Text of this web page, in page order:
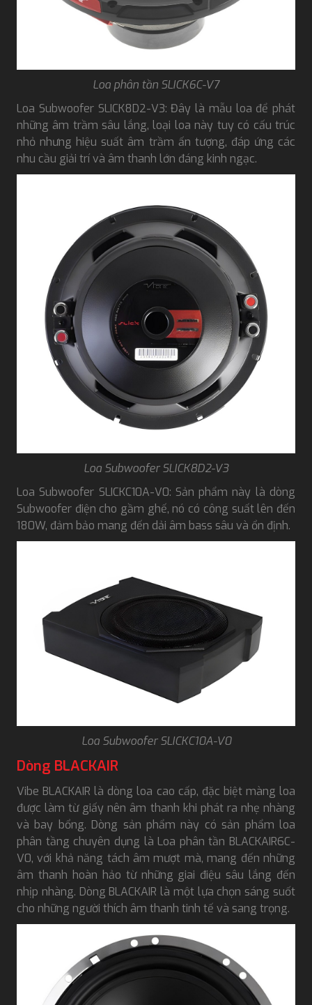
Loa phân tần SLICK6C-V7
Loa Subwoofer SLICK8D2-V3: Đây là mẫu loa để phát
những âm trầm sâu lắng, loại loa này tuy có cấu trúc
nhỏ nhưng hiệu suất âm trầm ấn tượng, đáp ứng các
nhu cầu giải trí và âm thanh lớn đáng kinh ngạc.
Loa Subwoofer SLICK8D2-V3
Loa Subwoofer SLICKC10A-V0: Sản phẩm này là dòng
Subwoofer điện cho gầm ghế, nó có công suất lên đến
180W, đảm bảo mang đến dải âm bass sâu và ổn định.
Loa Subwoofer SLICKC10A-V0
Dòng BLACKAIR
Vibe BLACKAIR là dòng loa cao cấp, đặc biệt màng loa
được làm từ giấy nên âm thanh khi phát ra nhẹ nhàng
và bay bổng. Dòng sản phẩm này có sản phẩm loa
phân tầng chuyên dụng là Loa phân tần BLACKAIR6C-
V0, với khả năng tách âm mượt mà, mang đến những
âm thanh hoàn hảo từ những giai điệu sâu lắng đến
nhịp nhàng. Dòng BLACKAIR là một lựa chọn sáng suốt
cho những người thích âm thanh tinh tế và sang trọng.